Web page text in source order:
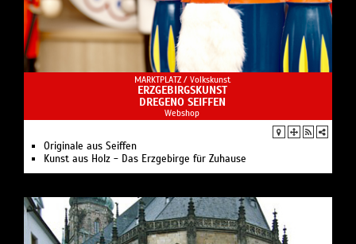
MARKTPLATZ / Volkskunst
ERZGEBIRGSKUNST
DREGENO SEIFFEN
Webshop
Originale aus Seiffen
Kunst aus Holz - Das Erzgebirge für Zuhause